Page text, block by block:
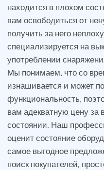
находится в плохом
вам освободиться от
получить за него
специализируется на
употреблении
Мы понимаем, что со
изнашивается и может
функциональность,
вам адекватную цену за
состоянии. Наш
оценит состояние
самое выгодное
поиск покупателей,